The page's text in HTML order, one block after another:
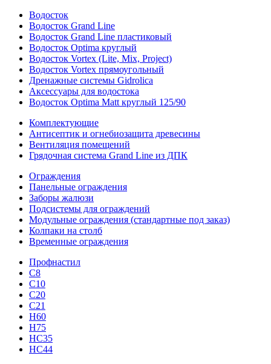
Водосток
Водосток Grand Line
Водосток Grand Line пластиковый
Водосток Optima круглый
Водосток Vortex (Lite, Mix, Project)
Водосток Vortex прямоугольный
Дренажные системы Gidrolica
Аксессуары для водостока
Водосток Optima Matt круглый 125/90
Комплектующие
Антисептик и огнебиозащита древесины
Вентиляция помещений
Грядочная система Grand Line из ДПК
Ограждения
Панельные ограждения
Заборы жалюзи
Подсистемы для ограждений
Модульные ограждения (стандартные под заказ)
Колпаки на столб
Временные ограждения
Профнастил
С8
С10
С20
С21
H60
H75
HС35
НС44